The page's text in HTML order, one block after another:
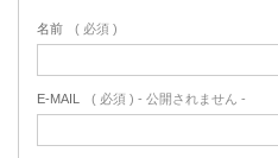
名前 ( 必須 )
E-MAIL ( 必須 ) - 公開されません -